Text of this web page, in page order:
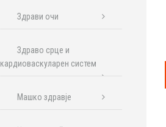
Здрави очи
Здраво срце и
кардиоваскуларен систем
Машко здравје